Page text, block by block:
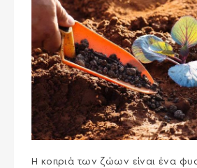
Η κοπριά των ζώων είναι ένα